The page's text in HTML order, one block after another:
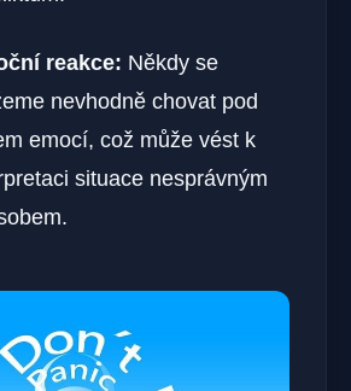
reakce: Někdy se
nevhodně chovat pod
emocí, což může vést k
situace nesprávným